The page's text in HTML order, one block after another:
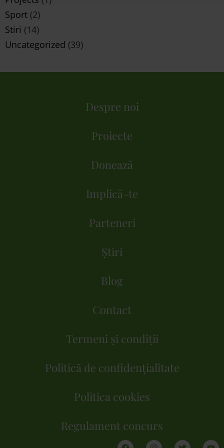
Sport (2)
Stiri (14)
Uncategorized (39)
Despre noi
Proiecte
Donează
Implică-te
Parteneri
Știri
Blog
Contact
Termeni și condiții
Politică de confidențialitate
Politica cookies
Regulament concurs